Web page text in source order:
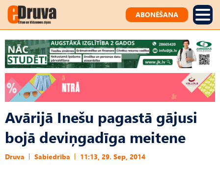
ABONĒŠANA
Avārijā Inešu pagastā gājusi
bojā deviņgadīga meitene
Druva Sabiedrība 11:13, 29. Sep, 2014